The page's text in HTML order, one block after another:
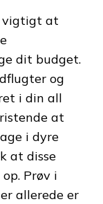
vigtigt at
dit budget.
og
i din all
at
i dyre
at disse
Prøv i
allerede er